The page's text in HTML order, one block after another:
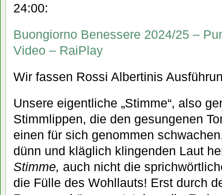
24:00:
Buongiorno Benessere 2024/25 –
Video – RaiPlay
Wir fassen Rossi Albertinis
Unsere eigentliche „Stimme“, also
Stimmlippen, die den gesungenen
einen für sich genommen
dünn und kläglich klingenden Laut
Stimme, auch nicht die
die Fülle des Wohllauts! Erst durch